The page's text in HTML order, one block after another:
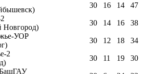
30 16 14 47
30 14 16 38
УОР
30 12 18 34
2
30 11 19 30